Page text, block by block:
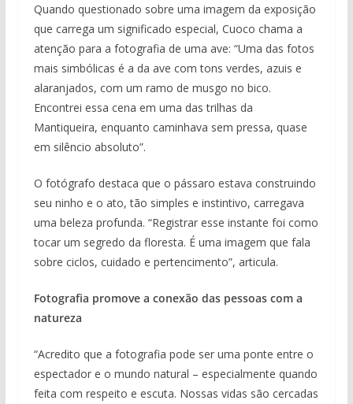
Quando questionado sobre uma imagem da exposição
que carrega um significado especial, Cuoco chama a
atenção para a fotografia de uma ave: “Uma das fotos
mais simbólicas é a da ave com tons verdes, azuis e
alaranjados, com um ramo de musgo no bico.
Encontrei essa cena em uma das trilhas da
Mantiqueira, enquanto caminhava sem pressa, quase
em silêncio absoluto”.
O fotógrafo destaca que o pássaro estava construindo
seu ninho e o ato, tão simples e instintivo, carregava
uma beleza profunda. “Registrar esse instante foi como
tocar um segredo da floresta. É uma imagem que fala
sobre ciclos, cuidado e pertencimento”, articula.
Fotografia promove a conexão das pessoas com a
natureza
“Acredito que a fotografia pode ser uma ponte entre o
espectador e o mundo natural – especialmente quando
feita com respeito e escuta. Nossas vidas são cercadas